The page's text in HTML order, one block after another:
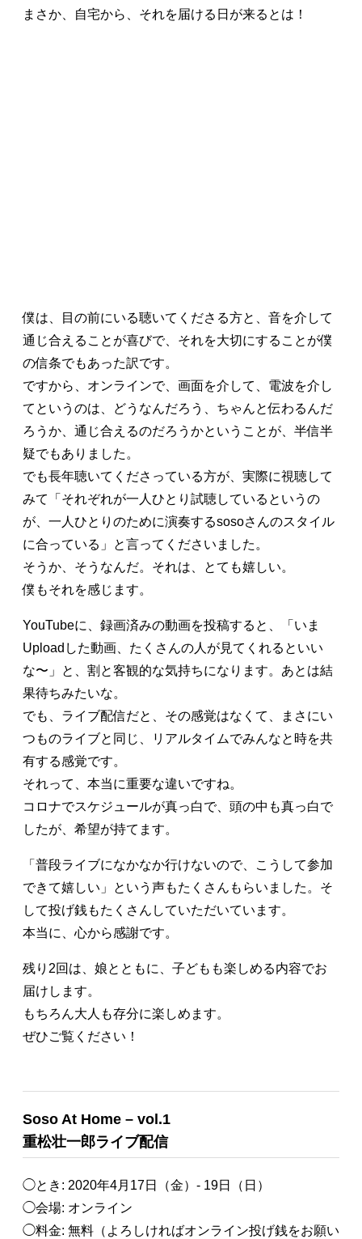
まさか、自宅から、それを届ける日が来るとは！
僕は、目の前にいる聴いてくださる方と、音を介して
通じ合えることが喜びで、それを大切にすることが僕
の信条でもあった訳です。
ですから、オンラインで、画面を介して、電波を介し
てというのは、どうなんだろう、ちゃんと伝わるんだ
ろうか、通じ合えるのだろうかということが、半信半
疑でもありました。
でも長年聴いてくださっている方が、実際に視聴して
みて「それぞれが一人ひとり試聴しているというの
が、一人ひとりのために演奏するsosoさんのスタイル
に合っている」と言ってくださいました。
そうか、そうなんだ。それは、とても嬉しい。
僕もそれを感じます。
YouTubeに、録画済みの動画を投稿すると、「いま
Uploadした動画、たくさんの人が見てくれるといい
な〜」と、割と客観的な気持ちになります。あとは結
果待ちみたいな。
でも、ライブ配信だと、その感覚はなくて、まさにい
つものライブと同じ、リアルタイムでみんなと時を共
有する感覚です。
それって、本当に重要な違いですね。
コロナでスケジュールが真っ白で、頭の中も真っ白で
したが、希望が持てます。
「普段ライブになかなか行けないので、こうして参加
できて嬉しい」という声もたくさんもらいました。そ
して投げ銭もたくさんしていただいています。
本当に、心から感謝です。
残り2回は、娘とともに、子どもも楽しめる内容でお
届けします。
もちろん大人も存分に楽しめます。
ぜひご覧ください！
Soso At Home – vol.1
重松壮一郎ライブ配信
◯とき: 2020年4月17日（金）- 19日（日）
◯会場: オンライン
◯料金: 無料（よろしければオンライン投げ銭をお願い